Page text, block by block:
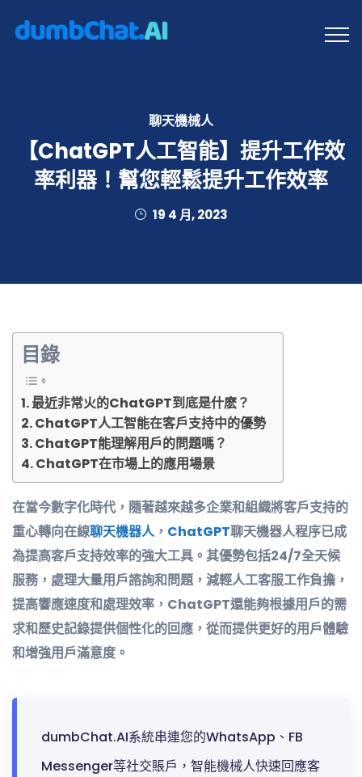
聊天機械人
【ChatGPT人工智能】提升工作效
率利器！幫您輕鬆提升工作效率
19 4 月, 2023
目錄
最近非常火的ChatGPT到底是什麽？
ChatGPT人工智能在客戶支持中的優勢
ChatGPT能理解用戶的問題嗎？
ChatGPT在市場上的應用場景
在當今數字化時代，隨著越來越多企業和組織將客戶支持的
重心轉向在線聊天機器人， ChatGPT聊天機器人程序已成
為提高客戶支持效率的強大工具。其優勢包括24/7全天候
服務，處理大量用戶諮詢和問題，減輕人工客服工作負擔，
提高響應速度和處理效率，ChatGPT還能夠根據用戶的需
求和歷史記錄提供個性化的回應，從而提供更好的用戶體驗
和增強用戶滿意度。
dumbChat.AI系統串連您的WhatsApp、FB
Messenger等社交賬戶，智能機械人快速回應客